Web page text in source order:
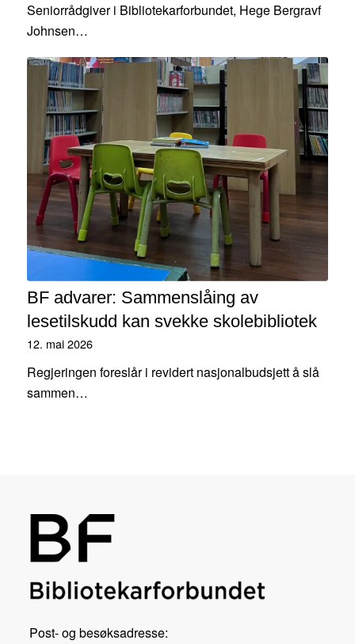
Seniorrådgiver i Bibliotekarforbundet, Hege Bergravf
Johnsen…
BF advarer: Sammenslåing av
lesetilskudd kan svekke skolebibliotek
12. mai 2026
Regjeringen foreslår i revidert nasjonalbudsjett å slå
sammen…
Post- og besøksadresse: